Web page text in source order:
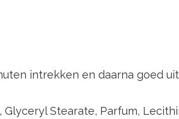
intrekken en daarna goed
Stearate, Parfum,